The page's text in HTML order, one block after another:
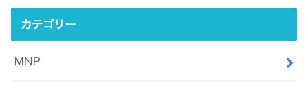
カテゴリー
MNP